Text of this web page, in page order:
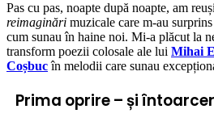
Pas cu pas, noapte după noapte, am
reimaginări muzicale care m-au
cum sunau în haine noi. Mi-a plăcut la
transform poezii colosale ale lui Mihai
Coșbucîn melodii care sunau
Prima oprire – și